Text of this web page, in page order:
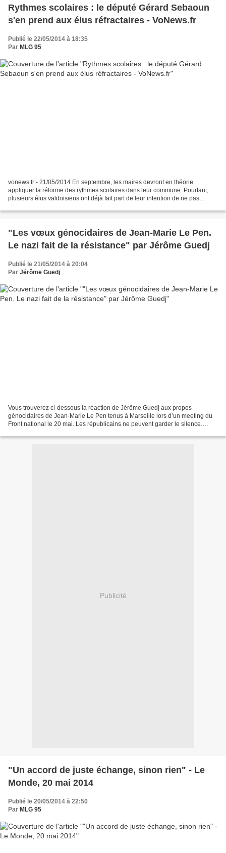
Rythmes scolaires : le député Gérard Sebaoun
s'en prend aux élus réfractaires - VoNews.fr
Publié le 22/05/2014 à 18:35
Par MLG 95
vonews.fr - 21/05/2014 En septembre, les maires devront en théorie
appliquer la réforme des rythmes scolaires dans leur commune. Pourtant,
plusieurs élus valdoisiens ont déjà fait part de leur intention de ne pas
"Les vœux génocidaires de Jean-Marie Le Pen.
Le nazi fait de la résistance" par Jérôme Guedj
Publié le 21/05/2014 à 20:04
Par Jérôme Guedj
Vous trouverez ci-dessous la réaction de Jérôme Guedj aux propos
génocidaires de Jean-Marie Le Pen tenus à Marseille lors d’un meeting du
Front national le 20 mai. Les républicains ne peuvent garder le silence.
Publicité
"Un accord de juste échange, sinon rien" - Le
Monde, 20 mai 2014
Publié le 20/05/2014 à 22:50
Par MLG 95